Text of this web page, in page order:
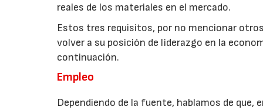
reales de los materiales en el mercado.
Estos tres requisitos, por no mencionar
volver a su posición de liderazgo en la
continuación.
Empleo
Dependiendo de la fuente, hablamos de que,